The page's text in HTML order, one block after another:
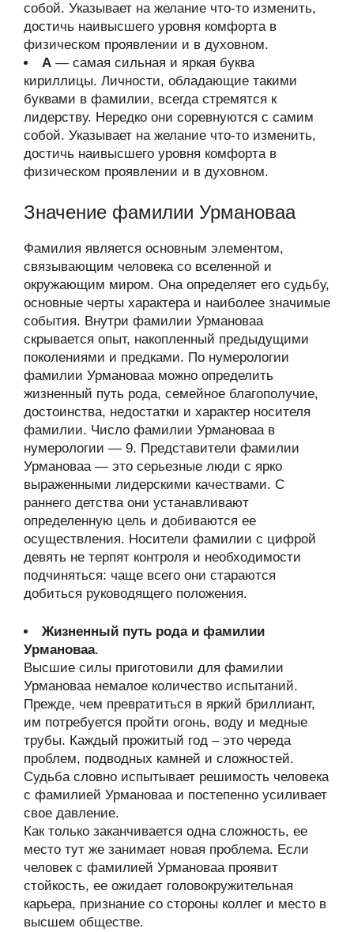
собой. Указывает на желание что-то изменить,
достичь наивысшего уровня комфорта в
физическом проявлении и в духовном.
А — самая сильная и яркая буква
кириллицы. Личности, обладающие такими
буквами в фамилии, всегда стремятся к
лидерству. Нередко они соревнуются с самим
собой. Указывает на желание что-то изменить,
достичь наивысшего уровня комфорта в
физическом проявлении и в духовном.
Значение фамилии Урмановаа
Фамилия является основным элементом,
связывающим человека со вселенной и
окружающим миром. Она определяет его судьбу,
основные черты характера и наиболее значимые
события. Внутри фамилии Урмановаа
скрывается опыт, накопленный предыдущими
поколениями и предками. По нумерологии
фамилии Урмановаа можно определить
жизненный путь рода, семейное благополучие,
достоинства, недостатки и характер носителя
фамилии. Число фамилии Урмановаа в
нумерологии — 9. Представители фамилии
Урмановаа — это серьезные люди с ярко
выраженными лидерскими качествами. С
раннего детства они устанавливают
определенную цель и добиваются ее
осуществления. Носители фамилии с цифрой
девять не терпят контроля и необходимости
подчиняться: чаще всего они стараются
добиться руководящего положения.
Жизненный путь рода и фамилии
Урмановаа.
Высшие силы приготовили для фамилии
Урмановаа немалое количество испытаний.
Прежде, чем превратиться в яркий бриллиант,
им потребуется пройти огонь, воду и медные
трубы. Каждый прожитый год – это череда
проблем, подводных камней и сложностей.
Судьба словно испытывает решимость человека
с фамилией Урмановаа и постепенно усиливает
свое давление.
Как только заканчивается одна сложность, ее
место тут же занимает новая проблема. Если
человек с фамилией Урмановаа проявит
стойкость, ее ожидает головокружительная
карьера, признание со стороны коллег и место в
высшем обществе.